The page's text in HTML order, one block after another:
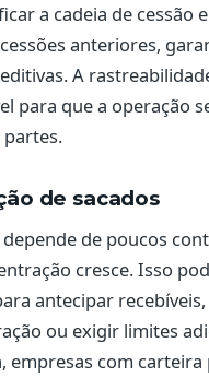
a cadeia de cessão
anteriores,
A
para que a operação
partes.
de sacados
depende de poucos
cresce. Isso
antecipar recebíveis,
ou exigir limites
empresas com carteira